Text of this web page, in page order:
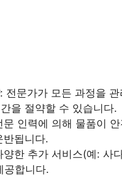
: 전문가가 모든 과정을 관
을 절약할 수 있습니다.
문 인력에 의해 물품이 안
반됩니다.
양한 추가 서비스(예: 사
공합니다.